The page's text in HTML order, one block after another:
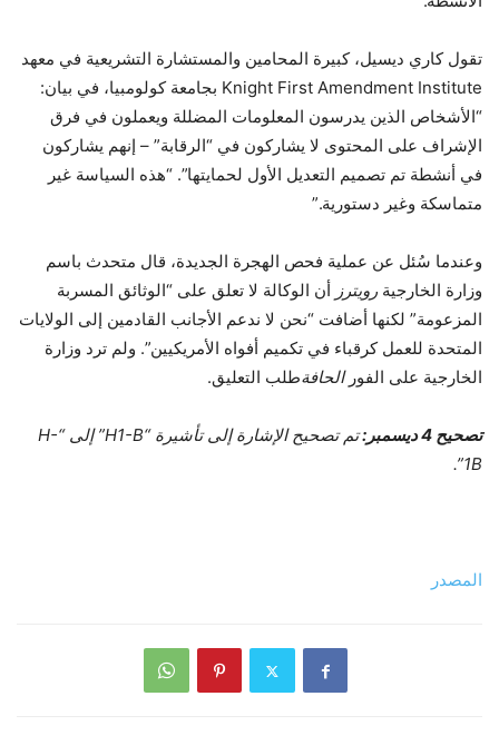
تقول كاري ديسيل، كبيرة المحامين والمستشارة التشريعية في معهد
Knight First Amendment Institute بجامعة كولومبيا، في بيان:
“الأشخاص الذين يدرسون المعلومات المضللة ويعملون في فرق
الإشراف على المحتوى لا يشاركون في “الرقابة” – إنهم يشاركون
في أنشطة تم تصميم التعديل الأول لحمايتها”. “هذه السياسة غير
متماسكة وغير دستورية.”
وعندما سُئل عن عملية فحص الهجرة الجديدة، قال متحدث باسم
وزارة الخارجية رويترز أن الوكالة لا تعلق على “الوثائق المسربة
المزعومة” لكنها أضافت “نحن لا ندعم الأجانب القادمين إلى الولايات
المتحدة للعمل كرقباء في تكميم أفواه الأمريكيين”. ولم ترد وزارة
الخارجية على الفورالحافةطلب التعليق.
تصحيح 4 ديسمبر:
تم تصحيح الإشارة إلى تأشيرة “H1-B” إلى “H-
1B”.
المصدر